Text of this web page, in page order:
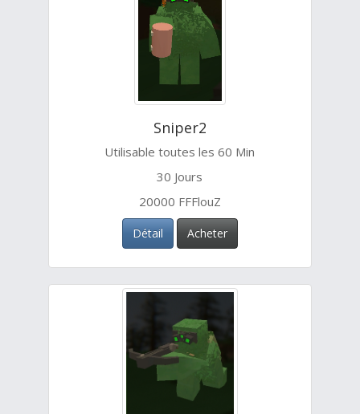
Sniper2
Utilisable toutes les 60 Min
30 Jours
20000 FFFlouZ
Détail Acheter